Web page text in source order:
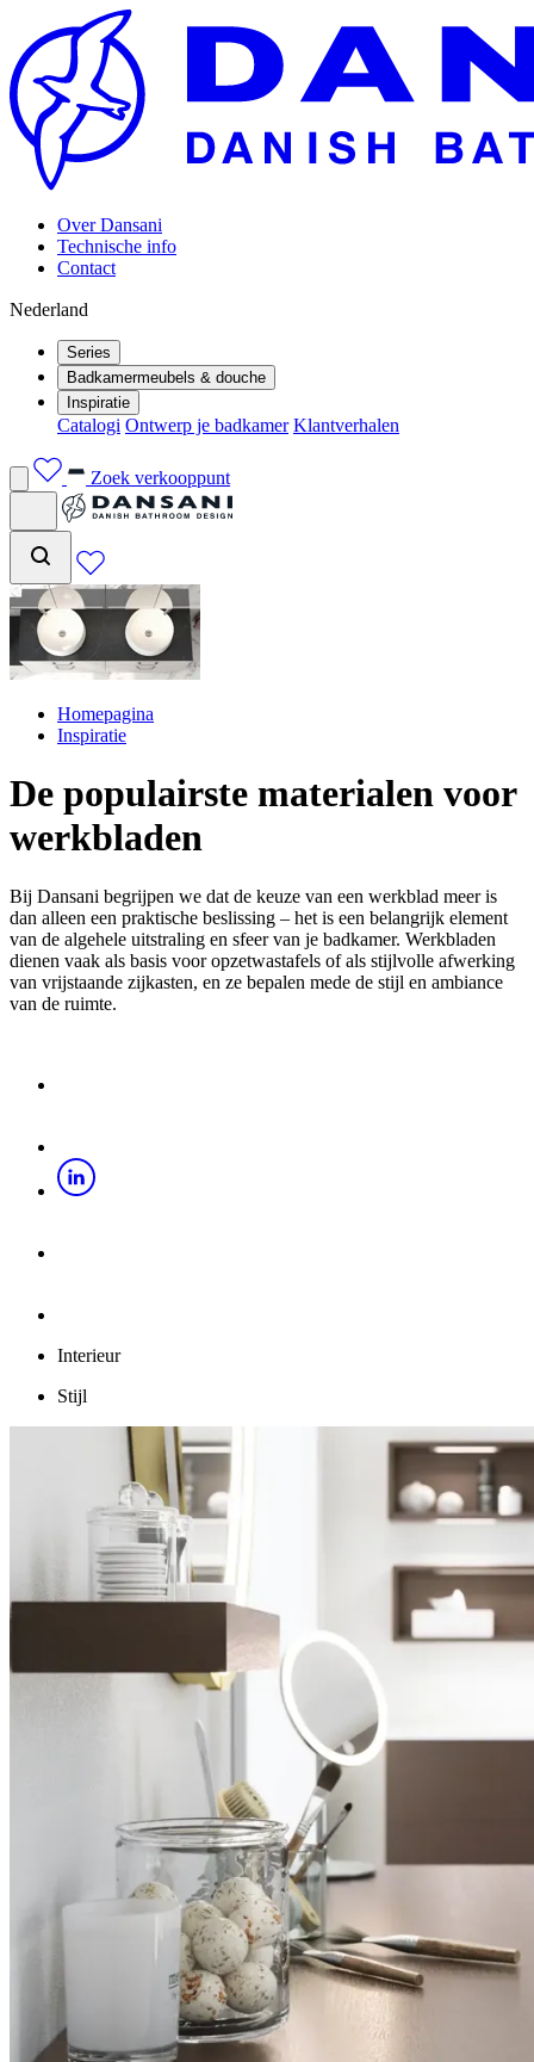
Over Dansani
Technische info
Contact
Nederland
Series
Badkamermeubels & douche
Inspiratie
Catalogi Ontwerp je badkamer Klantverhalen
Zoek verkooppunt
Homepagina
Inspiratie
De populairste materialen voor
werkbladen
Bij Dansani begrijpen we dat de keuze van een werkblad meer is
dan alleen een praktische beslissing – het is een belangrijk element
van de algehele uitstraling en sfeer van je badkamer. Werkbladen
dienen vaak als basis voor opzetwastafels of als stijlvolle afwerking
van vrijstaande zijkasten, en ze bepalen mede de stijl en ambiance
van de ruimte.
Interieur
Stijl